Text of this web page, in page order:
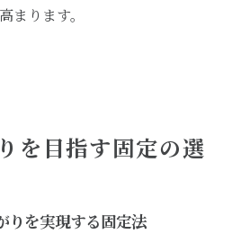
まります。
を目指す固定の選
りを実現する固定法